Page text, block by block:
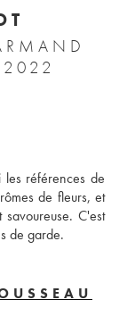
les références de
de fleurs, et
C'est
de garde.